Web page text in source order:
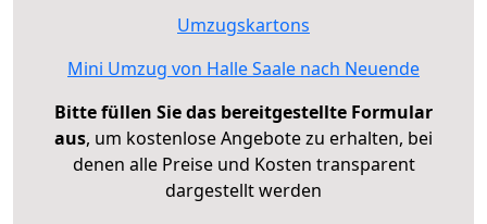
Umzugskartons
Mini Umzug von Halle Saale nach Neuende
Bitte füllen Sie das bereitgestellte Formular
aus, um kostenlose Angebote zu erhalten, bei
denen alle Preise und Kosten transparent
dargestellt werden